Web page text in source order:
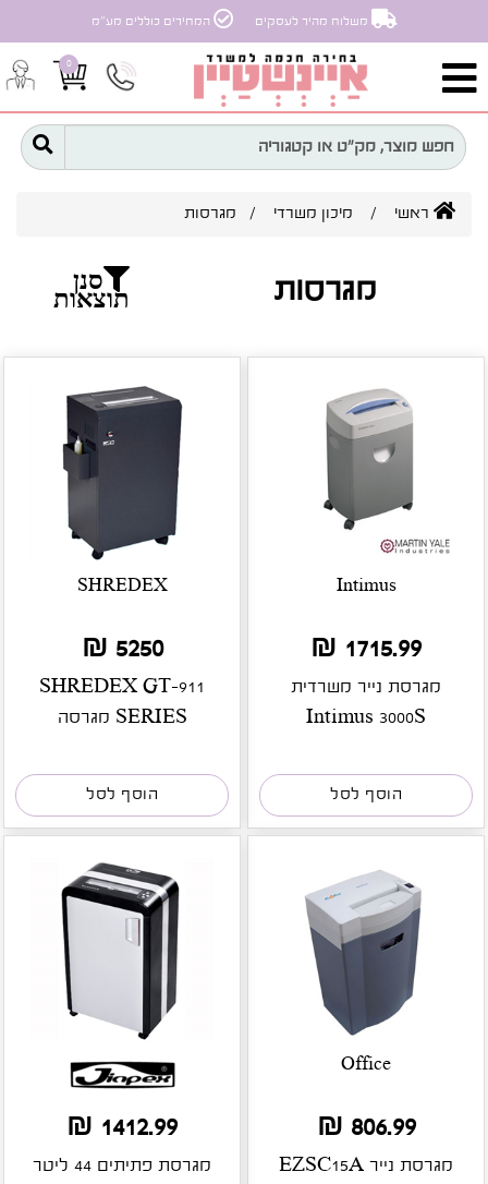
משלוח מהיר לעסקים המחירים כוללים מע״מ
0
ראשי / מיכון משרדי / מגרסות
סנן
תוצאות מגרסות
Intimus
1715.99 ₪
מגרסת נייר משרדית
Intimus 3000S
הוסף לסל
SHREDEX
5250 ₪
SHREDEX GT-911
SERIES מגרסה
הוסף לסל
Office
806.99 ₪
מגרסת נייר EZSC15A
1412.99 ₪
מגרסת פתיתים 44 ליטר